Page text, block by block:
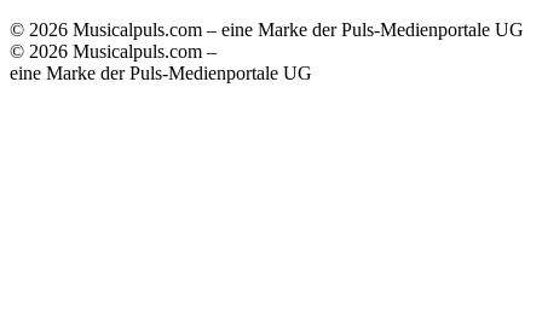
© 2026 Musicalpuls.com – eine Marke der Puls-Medienportale UG
© 2026 Musicalpuls.com –
eine Marke der Puls-Medienportale UG